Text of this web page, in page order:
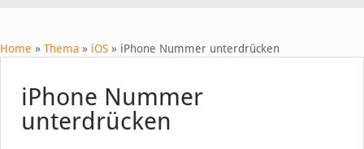
Home » Thema » iOS » iPhone Nummer unterdrücken
iPhone Nummer
unterdrücken